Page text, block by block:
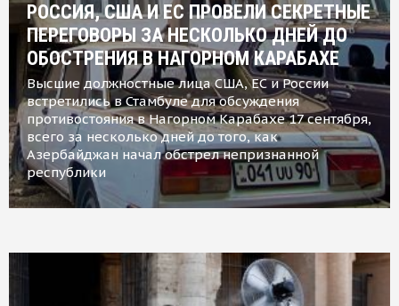
РОССИЯ, США И ЕС ПРОВЕЛИ СЕКРЕТНЫЕ
ПЕРЕГОВОРЫ ЗА НЕСКОЛЬКО ДНЕЙ ДО
ОБОСТРЕНИЯ В НАГОРНОМ КАРАБАХЕ
Высшие должностные лица США, ЕС и России
встретились в Стамбуле для обсуждения
противостояния в Нагорном Карабахе 17 сентября,
всего за несколько дней до того, как
Азербайджан начал обстрел непризнанной
республики